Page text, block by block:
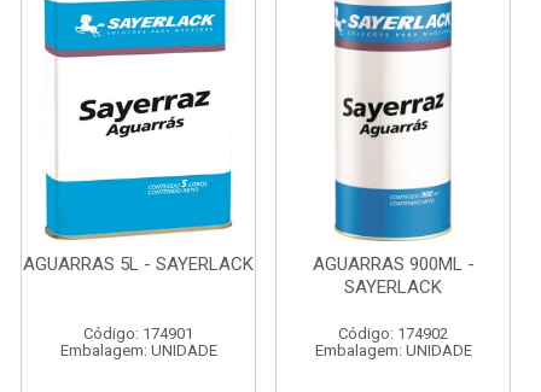
AGUARRAS 5L - SAYERLACK
Código: 174901
Embalagem: UNIDADE
AGUARRAS 900ML -
SAYERLACK
Código: 174902
Embalagem: UNIDADE